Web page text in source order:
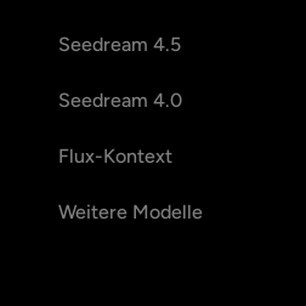
Seedream 4.5
Seedream 4.0
Flux-Kontext
Weitere Modelle